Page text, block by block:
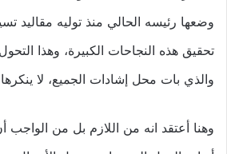
وضعها رئيسه الحالي منذ توليه مقاليد
تحقيق هذه النجاحات الكبيرة، وهذا
والذي بات محل إشادات الجميع، لا ينكرها
وهنا أعتقد انه من اللازم بل من